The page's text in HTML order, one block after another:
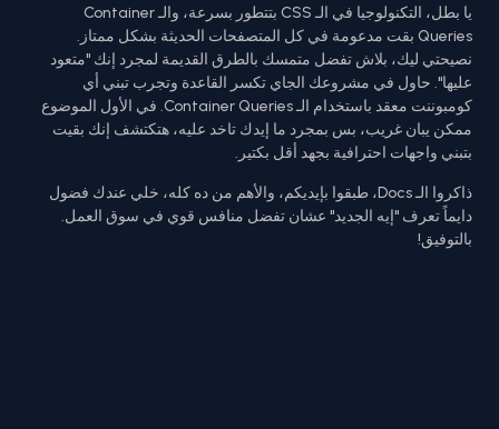
يا بطل، التكنولوجيا في الـ CSS بتتطور بسرعة، والـ Container
Queries بقت مدعومة في كل المتصفحات الحديثة بشكل ممتاز.
نصيحتي ليك، بلاش تفضل متمسك بالطرق القديمة لمجرد إنك "متعود
عليها". حاول في مشروعك الجاي تكسر القاعدة وتجرب تبني أي
كومبوننت معقد باستخدام الـ Container Queries. في الأول الموضوع
ممكن يبان غريب، بس بمجرد ما إيدك تاخد عليه، هتكتشف إنك بقيت
بتبني واجهات احترافية بجهد أقل بكتير.
ذاكروا الـ Docs، طبقوا بإيديكم، والأهم من ده كله، خلي عندك فضول
دايماً تعرف "إيه الجديد" عشان تفضل منافس قوي في سوق العمل.
بالتوفيق!